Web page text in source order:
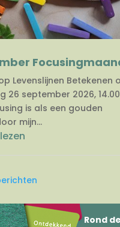
Levenslijnen Betekenen
26 september 2026, 14.00
is als een gouden
mijn...
Rond